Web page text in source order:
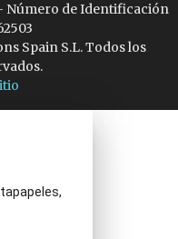
- Número de Identificación
Spain S.L. Todos los